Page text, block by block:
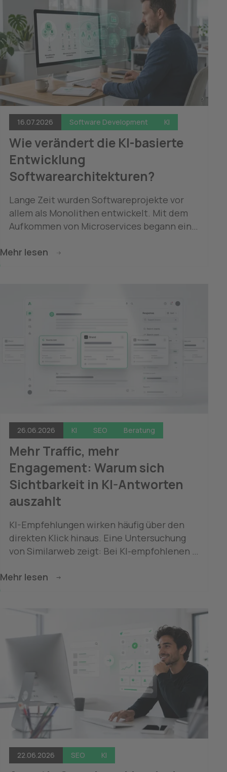
16.07.2026 Software Development KI
Wie verändert die KI-basierte
Entwicklung
Softwarearchitekturen?
Lange Zeit wurden Softwareprojekte vor
allem als Monolithen entwickelt. Mit dem
Aufkommen von Microservices begann ein
Entwicklungsteams setzten darauf,
Doch mit dem Einzug KI-gestützter
Entwicklung könnten wir gerade einen
Kippmoment erleben. Warum die
modularen Monolithen für die meisten
Projekte die bessere Grundlage sind und
wann Microservices trotzdem die richtige
Mehr lesen
26.06.2026 KI SEO Beratung
Mehr Traffic, mehr
Engagement: Warum sich
Sichtbarkeit in KI-Antworten
auszahlt
KI-Empfehlungen wirken häufig über den
direkten Klick hinaus. Eine Untersuchung
von Similarweb zeigt: Bei KI-empfohlenen
Websitebesuchs 2,5-mal so hoch wie bei
erfolgen über Suchmaschinen; zugleich
beschäftigen sich diese Nutzer deutlich
intensiver mit den Inhalten der besuchten
Websites. Der Beitrag zeigt, was diese
Ergebnisse für die Customer Journey, SEO,
Content und die Erfolgsmessung bedeuten.
Mehr lesen
22.06.2026 SEO KI